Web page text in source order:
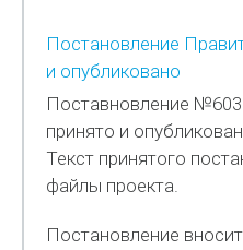
Постановление
и опубликовано
Поставновление
принято и
Текст принятого
файлы проекта.
Постановление